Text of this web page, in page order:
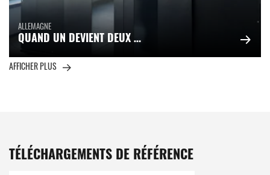
ALLEMAGNE
QUAND UN DEVIENT DEUX …
AFFICHER PLUS
TÉLÉCHARGEMENTS DE RÉFÉRENCE